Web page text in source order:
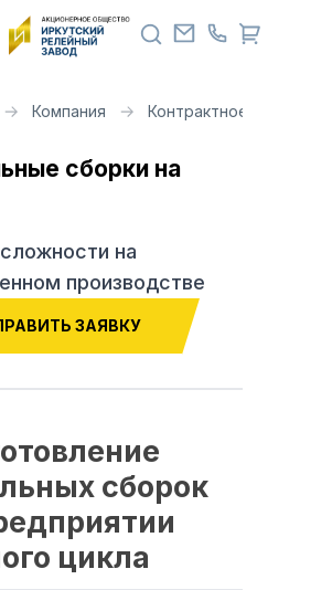
Компания Контрактное
сборки на
на
производстве
ЗАЯВКУ
сборок
цикла